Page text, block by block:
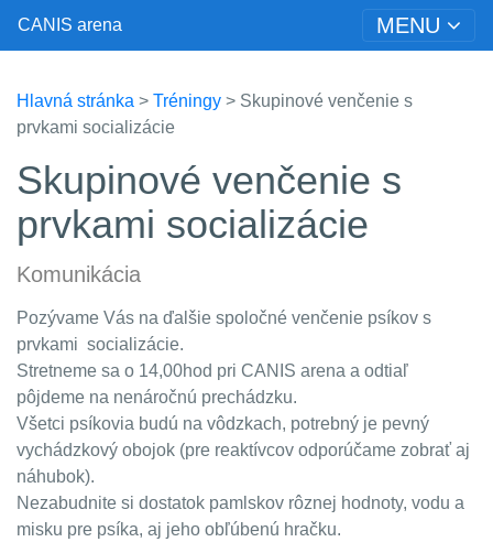
CANIS arena MENU
Hlavná stránka > Tréningy > Skupinové venčenie s
prvkami socializácie
Skupinové venčenie s
prvkami socializácie
Komunikácia
Pozývame Vás na ďalšie spoločné venčenie psíkov s
prvkami socializácie.
Stretneme sa o 14,00hod pri CANIS arena a odtiaľ
pôjdeme na nenáročnú prechádzku.
Všetci psíkovia budú na vôdzkach, potrebný je pevný
vychádzkový obojok (pre reaktívcov odporúčame zobrať aj
náhubok).
Nezabudnite si dostatok pamlskov rôznej hodnoty, vodu a
misku pre psíka, aj jeho obľúbenú hračku.